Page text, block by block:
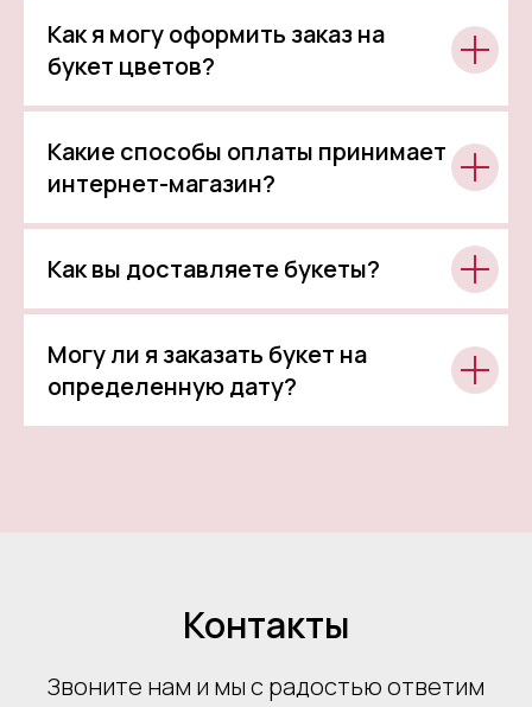
Как я могу оформить заказ на
букет цветов?
Какие способы оплаты принимает
интернет-магазин?
Как вы доставляете букеты?
Могу ли я заказать букет на
определенную дату?
Контакты
Звоните нам и мы с радостью ответим